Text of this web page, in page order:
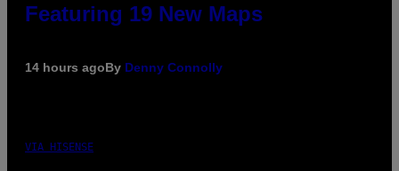
Featuring 19 New Maps
14 hours agoBy Denny Connolly
VIA HISENSE